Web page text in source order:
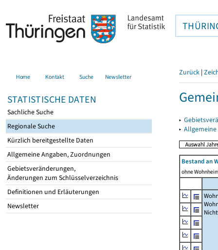
Home Kontakt Suche Newsletter
STATISTISCHE DATEN
Sachliche Suche
Regionale Suche
Kürzlich bereitgestellte Daten
Allgemeine Angaben, Zuordnungen
Gebietsveränderungen,
Änderungen zum Schlüsselverzeichnis
Definitionen und Erläuterungen
Newsletter
Zurück |
▸
▸
Bestand an
ohne